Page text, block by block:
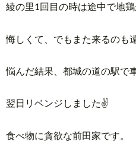
綾の里1回目の時は途中で地
悔しくて、でもまた来るのも
悩んだ結果、都城の道の駅で
翌日リベンジしました✌️
食べ物に貪欲な前田家です。